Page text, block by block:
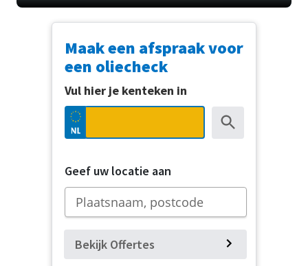
Maak een afspraak voor
een oliecheck
Vul hier je kenteken in
Geef uw locatie aan
Bekijk Offertes